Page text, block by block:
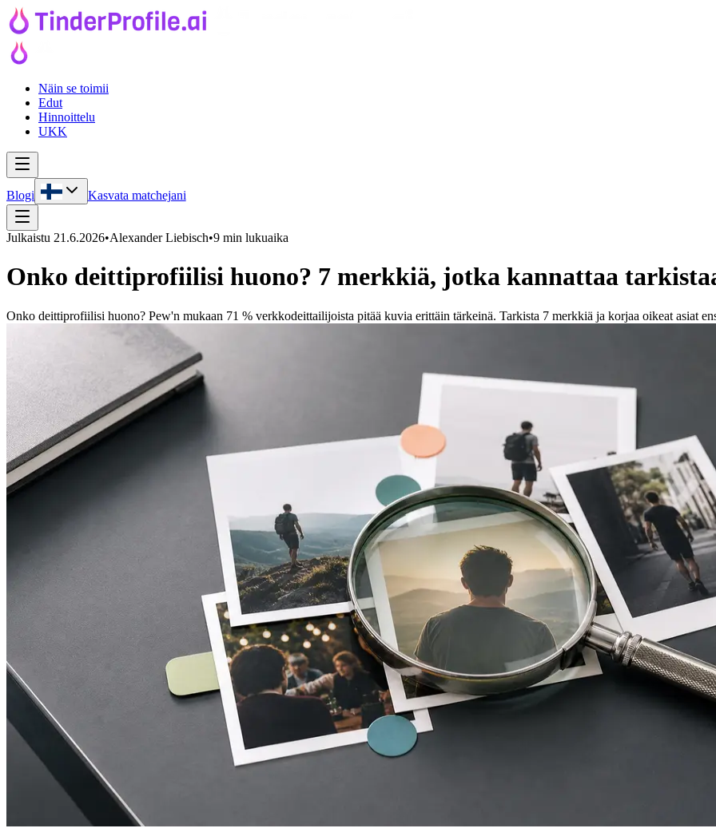
Näin se toimii
Edut
Hinnoittelu
UKK
Blogi Kasvata matchejani
Julkaistu 21.6.2026•Alexander Liebisch•9 min lukuaika
Onko deittiprofiilisi huono? 7 merkkiä, jotka kannattaa
Onko deittiprofiilisi huono? Pew'n mukaan 71 % verkkodeittailijoista pitää kuvia erittäin tärkeinä. Tarkista 7 merkkiä ja korjaa oikeat asiat